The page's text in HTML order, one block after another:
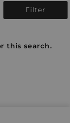
Filter
this search.